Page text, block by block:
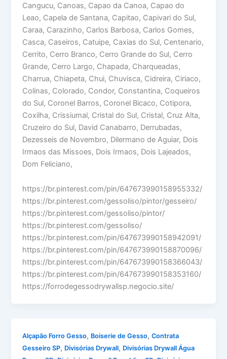
Cangucu, Canoas, Capao da Canoa, Capao do
Leao, Capela de Santana, Capitao, Capivari do Sul,
Caraa, Carazinho, Carlos Barbosa, Carlos Gomes,
Casca, Caseiros, Catuipe, Caxias do Sul, Centenario,
Cerrito, Cerro Branco, Cerro Grande do Sul, Cerro
Grande, Cerro Largo, Chapada, Charqueadas,
Charrua, Chiapeta, Chui, Chuvisca, Cidreira, Ciriaco,
Colinas, Colorado, Condor, Constantina, Coqueiros
do Sul, Coronel Barros, Coronel Bicaco, Cotipora,
Coxilha, Crissiumal, Cristal do Sul, Cristal, Cruz Alta,
Cruzeiro do Sul, David Canabarro, Derrubadas,
Dezesseis de Novembro, Dilermano de Aguiar, Dois
Irmaos das Missoes, Dois Irmaos, Dois Lajeados,
Dom Feliciano,
https://br.pinterest.com/pin/647673990158955332/
https://br.pinterest.com/gessoliso/pintor/gesseiro/
https://br.pinterest.com/gessoliso/pintor/
https://br.pinterest.com/gessoliso/
https://br.pinterest.com/pin/647673990158942091/
https://br.pinterest.com/pin/647673990158870096/
https://br.pinterest.com/pin/647673990158366043/
https://br.pinterest.com/pin/647673990158353160/
https://forrodegessodrywallsp.negocio.site/
Alçapão Forro Gesso, Boiserie de Gesso,Contrata
Gesseiro SP, Divisórias Drywall, Divisórias Drywall Água